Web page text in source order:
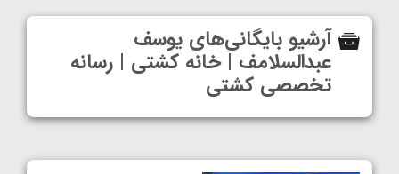
آرشیو بایگانی‌های یوسف
عبدالسلامف | خانه کشتی | رسانه
تخصصی کشتی